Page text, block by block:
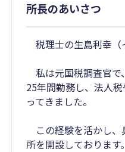
所長のあいさつ
税理士の生島利幸（
私は元国税調査官で
25年間勤務し、法人
ってきました。
この経験を活かし、
所を開設しております。